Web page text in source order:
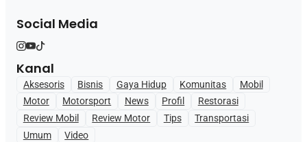
Social Media
Kanal
Aksesoris Bisnis Gaya Hidup Komunitas
Mobil
Motor
Motorsport News Profil
Restorasi
Review Mobil
Review Motor Tips
Transportasi
Umum
Video